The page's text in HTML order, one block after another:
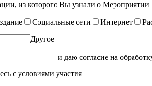
из которого Вы узнали о Мероприятии
Социальные сети Интернет
Другое
и даю согласие на
с условиями участия